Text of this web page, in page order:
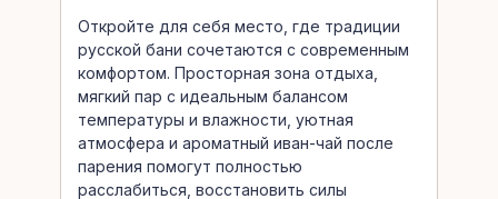
Откройте для себя место, где традиции
русской бани сочетаются с современным
комфортом. Просторная зона отдыха,
мягкий пар с идеальным балансом
температуры и влажности, уютная
атмосфера и ароматный иван-чай после
парения помогут полностью
расслабиться, восстановить силы